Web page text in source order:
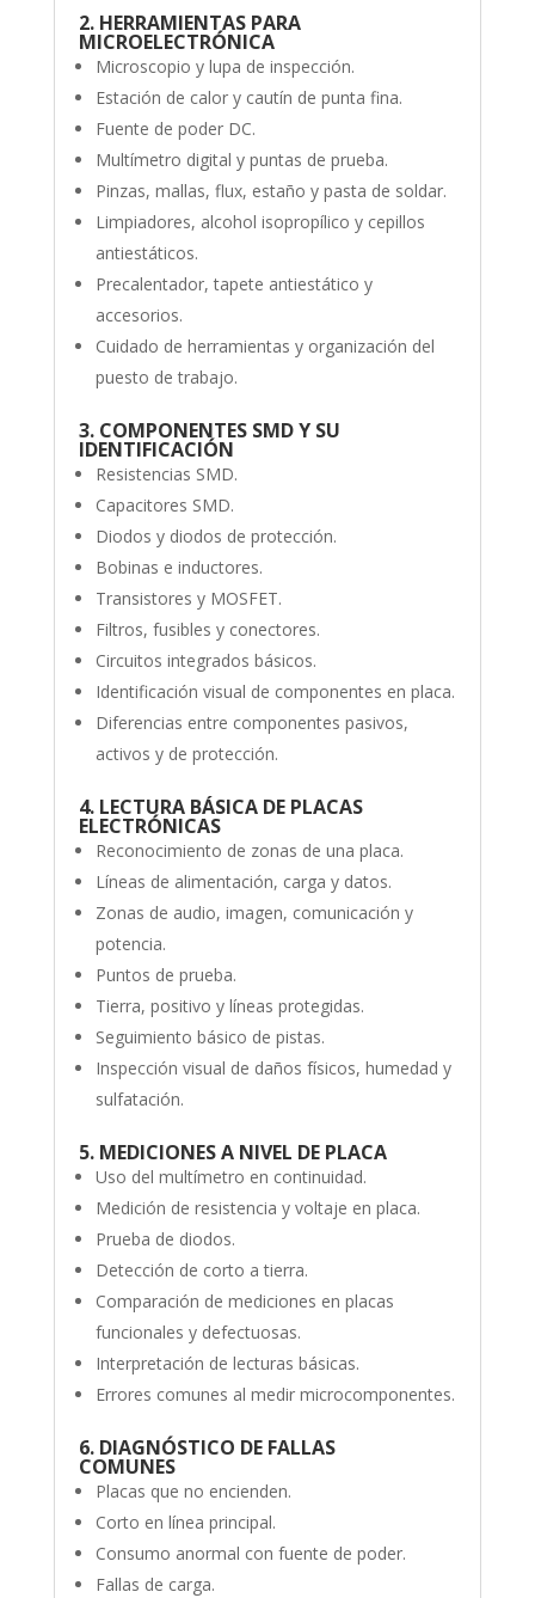
2. HERRAMIENTAS PARA
MICROELECTRÓNICA
Microscopio y lupa de inspección.
Estación de calor y cautín de punta fina.
Fuente de poder DC.
Multímetro digital y puntas de prueba.
Pinzas, mallas, flux, estaño y pasta de soldar.
Limpiadores, alcohol isopropílico y cepillos
antiestáticos.
Precalentador, tapete antiestático y
accesorios.
Cuidado de herramientas y organización del
puesto de trabajo.
3. COMPONENTES SMD Y SU
IDENTIFICACIÓN
Resistencias SMD.
Capacitores SMD.
Diodos y diodos de protección.
Bobinas e inductores.
Transistores y MOSFET.
Filtros, fusibles y conectores.
Circuitos integrados básicos.
Identificación visual de componentes en placa.
Diferencias entre componentes pasivos,
activos y de protección.
4. LECTURA BÁSICA DE PLACAS
ELECTRÓNICAS
Reconocimiento de zonas de una placa.
Líneas de alimentación, carga y datos.
Zonas de audio, imagen, comunicación y
potencia.
Puntos de prueba.
Tierra, positivo y líneas protegidas.
Seguimiento básico de pistas.
Inspección visual de daños físicos, humedad y
sulfatación.
5. MEDICIONES A NIVEL DE PLACA
Uso del multímetro en continuidad.
Medición de resistencia y voltaje en placa.
Prueba de diodos.
Detección de corto a tierra.
Comparación de mediciones en placas
funcionales y defectuosas.
Interpretación de lecturas básicas.
Errores comunes al medir microcomponentes.
6. DIAGNÓSTICO DE FALLAS
COMUNES
Placas que no encienden.
Corto en línea principal.
Consumo anormal con fuente de poder.
Fallas de carga.